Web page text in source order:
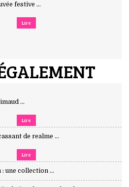
festive ...
Lire
...
Lire
de realme ...
Lire
une collection ...